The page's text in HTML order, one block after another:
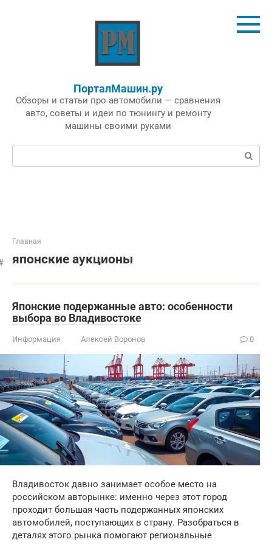
ПорталМашин.ру
Обзоры и статьи про автомобили — сравнения
авто, советы и идеи по тюнингу и ремонту
машины своими руками
Поиск:
Главная
японские аукционы
Японские подержанные авто: особенности
выбора во Владивостоке
Информация Алексей Воронов 0
Владивосток давно занимает особое место на
российском авторынке: именно через этот город
проходит большая часть подержанных японских
автомобилей, поступающих в страну. Разобраться в
деталях этого рынка помогают региональные